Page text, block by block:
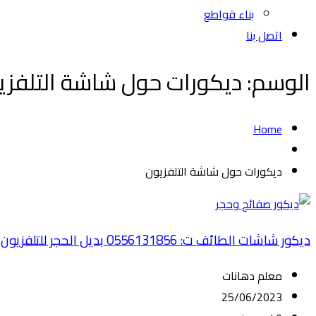
بناء قواطع
اتصل بنا
الوسم:ديكورات حول شاشة
Home
ديكورات حول شاشة التلفزيون
ديكور شاشات الطائف ت: 0556131856 بديل الحجر للتلفزيون الطائف – خلفيات شاشات حجر – ديكورات تلفزيون الطائف
معلم دهانات
25/06/2023